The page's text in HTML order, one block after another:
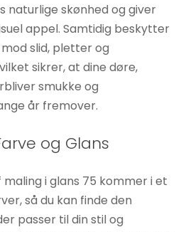
skønhed og giver
appel. Samtidig beskytter
slid, pletter og
sikrer, at dine døre,
smukke og
år fremover.
og Glans
i glans 75 kommer i et
så du kan finde den
passer til din stil og